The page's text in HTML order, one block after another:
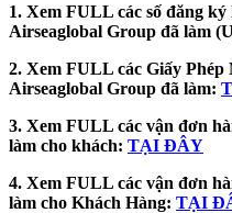
1. Xem FULL các số đăng
Airseaglobal Group đã làm
2. Xem FULL các Giấy
Airseaglobal Group đã làm:
3. Xem FULL các vận đơn
làm cho khách: TẠI ĐÂY
4. Xem FULL các vận đơn
làm cho Khách Hàng: TẠI